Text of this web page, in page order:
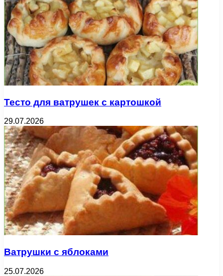
Тесто для ватрушек с картошкой
29.07.2026
Ватрушки с яблоками
25.07.2026